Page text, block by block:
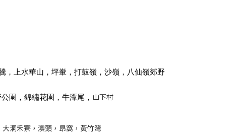
，上水華山，坪輋，打鼓嶺，沙嶺，八仙嶺郊野
園，錦繡花園，牛潭尾， 山下村
洞禾寮，澳頭，昂窩，黃竹灣